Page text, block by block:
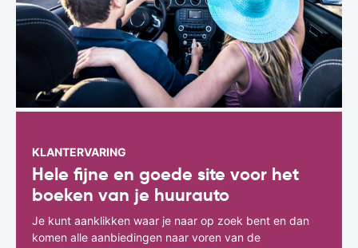
KLANTERVARING
Hele fijne en goede site voor het
boeken van je huurauto
Je kunt aanklikken waar je naar op zoek bent en dan
komen alle aanbiedingen naar voren van de